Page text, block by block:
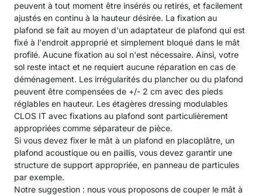
peuvent à tout moment être insérés ou retirés, et facilement
ajustés en continu à la hauteur désirée. La fixation au
plafond se fait au moyen d'un adaptateur de plafond qui est
fixé à l'endroit approprié et simplement bloqué dans le mât
profilé. Aucune fixation au sol n'est nécessaire. Ainsi, votre
sol reste intact et ne requiert aucune réparation en cas de
déménagement. Les irrégularités du plancher ou du plafond
peuvent être compensées de +/- 2 cm avec des pieds
réglables en hauteur. Les étagères dressing modulables
CLOS IT avec fixations au plafond sont particulièrement
appropriées comme séparateur de pièce.
Si vous devez fixer le mât à un plafond en placoplâtre, un
plafond acoustique ou en paillis, vous devez garantir une
structure de support appropriée, en panneau de particules
par exemple.
Notre suggestion : nous vous proposons de couper le mât à